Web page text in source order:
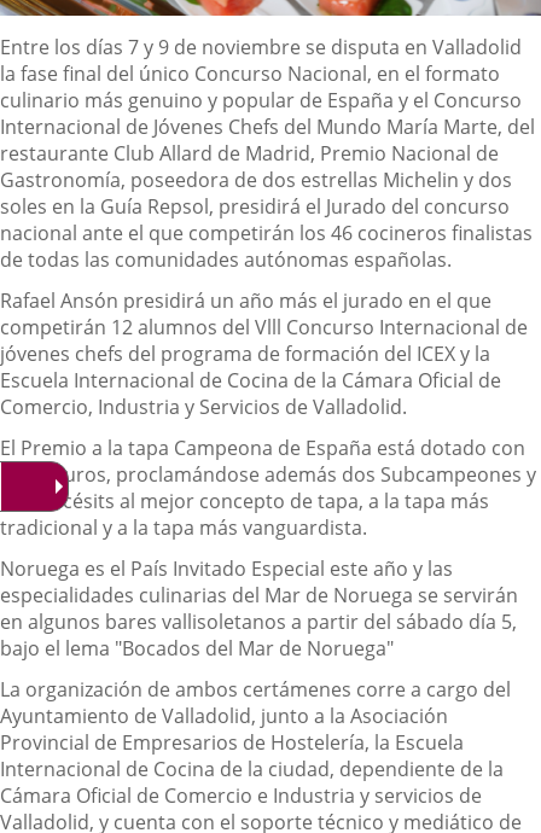
Descripción
Entre los días 7 y 9 de noviembre se disputa en Valladolid
la fase final del único Concurso Nacional, en el formato
culinario más genuino y popular de España y el Concurso
Internacional de Jóvenes Chefs del Mundo María Marte, del
restaurante Club Allard de Madrid, Premio Nacional de
Gastronomía, poseedora de dos estrellas Michelin y dos
soles en la Guía Repsol, presidirá el Jurado del concurso
nacional ante el que competirán los 46 cocineros finalistas
de todas las comunidades autónomas españolas.
Rafael Ansón presidirá un año más el jurado en el que
competirán 12 alumnos del Vlll Concurso Internacional de
jóvenes chefs del programa de formación del ICEX y la
Escuela Internacional de Cocina de la Cámara Oficial de
Comercio, Industria y Servicios de Valladolid.
El Premio a la tapa Campeona de España está dotado con
6.000 euros, proclamándose además dos Subcampeones y
tres Accésits al mejor concepto de tapa, a la tapa más
tradicional y a la tapa más vanguardista.
Noruega es el País Invitado Especial este año y las
especialidades culinarias del Mar de Noruega se servirán
en algunos bares vallisoletanos a partir del sábado día 5,
bajo el lema "Bocados del Mar de Noruega"
La organización de ambos certámenes corre a cargo del
Ayuntamiento de Valladolid, junto a la Asociación
Provincial de Empresarios de Hostelería, la Escuela
Internacional de Cocina de la ciudad, dependiente de la
Cámara Oficial de Comercio e Industria y servicios de
Valladolid, y cuenta con el soporte técnico y mediático de